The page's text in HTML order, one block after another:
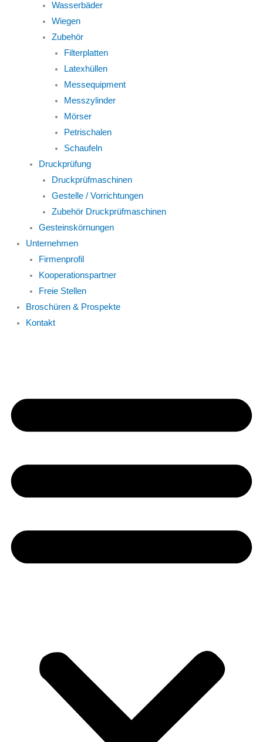
Wasserbäder
Wiegen
Zubehör
Filterplatten
Latexhüllen
Messequipment
Messzylinder
Mörser
Petrischalen
Schaufeln
Druckprüfung
Druckprüfmaschinen
Gestelle / Vorrichtungen
Zubehör Druckprüfmaschinen
Gesteinskörnungen
Unternehmen
Firmenprofil
Kooperationspartner
Freie Stellen
Broschüren & Prospekte
Kontakt